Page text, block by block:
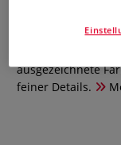
Hochwertiger
Synthetikfasern
entspanntes und
ausgezeichnete
feiner Details.